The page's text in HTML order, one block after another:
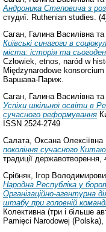
Андроника Степовича з
студиї. Ruthenian studies.
Саган, Галина Василівната
Київські синагоги в
міста: історія та
Człowiek, etnos, naród w
Międzynarodowe
Варшава-Париж.
Саган, Галина Василівната
Успіхи шкільної освіти в
сучасного реформування
ISSN 2524-2749
Салата, Оксана Олексіївна
покоління сучасного
традиції
Срібняк, Ігор
Народна Республіка у
Oрганізаційно-агентурна
штабу при головній
Колективна (три і більше
Pamięci Narodowej (Polska),